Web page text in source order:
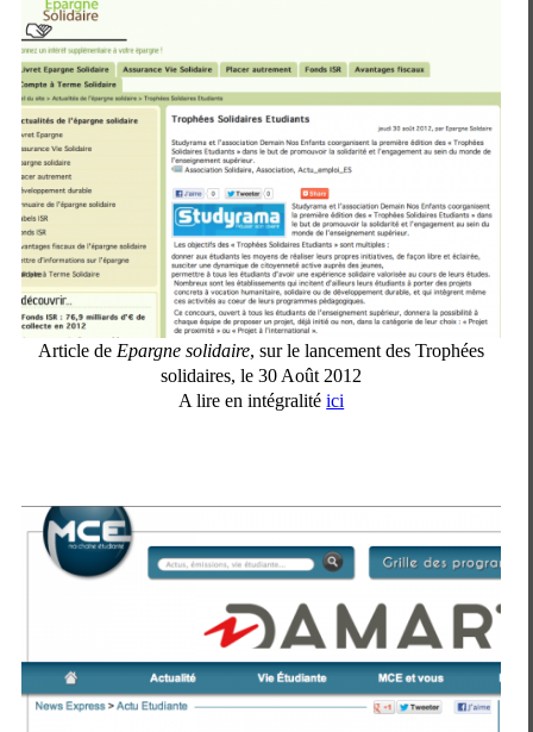
Article de Epargne solidaire, sur le lancement des Trophées
solidaires, le 30 Août 2012
A lire en intégralitéici